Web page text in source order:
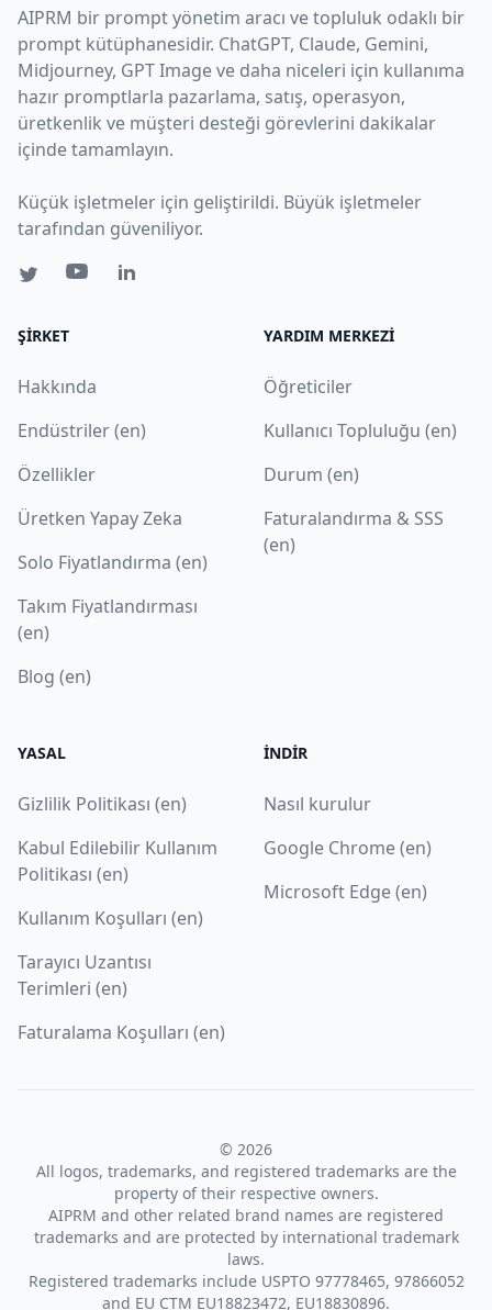
AIPRM bir prompt yönetim aracı ve topluluk odaklı bir
prompt kütüphanesidir. ChatGPT, Claude, Gemini,
Midjourney, GPT Image ve daha niceleri için kullanıma
hazır promptlarla pazarlama, satış, operasyon,
üretkenlik ve müşteri desteği görevlerini dakikalar
içinde tamamlayın.
Küçük işletmeler için geliştirildi. Büyük işletmeler
tarafından güveniliyor.
ŞIRKET
Hakkında
Endüstriler (en)
Özellikler
Üretken Yapay Zeka
Solo Fiyatlandırma (en)
Takım Fiyatlandırması
(en)
Blog (en)
YARDIM MERKEZI
Öğreticiler
Kullanıcı Topluluğu (en)
Durum (en)
Faturalandırma & SSS
(en)
YASAL
Gizlilik Politikası (en)
Kabul Edilebilir Kullanım
Politikası (en)
Kullanım Koşulları (en)
Tarayıcı Uzantısı
Terimleri (en)
Faturalama Koşulları (en)
İNDIR
Nasıl kurulur
Google Chrome (en)
Microsoft Edge (en)
© 2026
All logos, trademarks, and registered trademarks are the
property of their respective owners.
AIPRM and other related brand names are registered
trademarks and are protected by international trademark
laws.
Registered trademarks include USPTO 97778465, 97866052
and EU CTM EU18823472, EU18830896.